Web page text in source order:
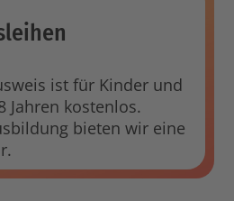
ist für Kinder und
Jahren kostenlos.
bieten wir eine